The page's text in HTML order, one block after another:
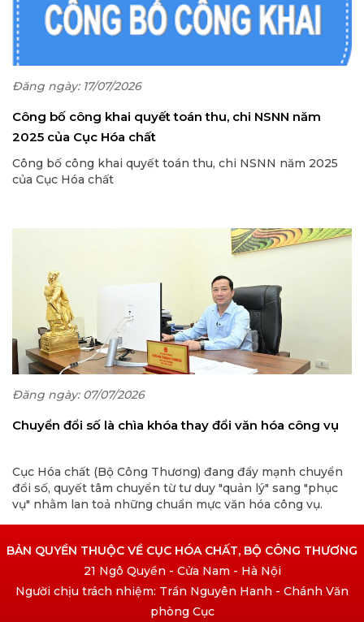
Đăng ngày: 17/07/2026
Công bố công khai quyết toán thu, chi NSNN năm
2025 của Cục Hóa chất
Công bố công khai quyết toán thu, chi NSNN năm 2025
của Cục Hóa chất
Đăng ngày: 07/07/2026
Chuyển đổi số là chìa khóa thay đổi văn hóa công vụ
Cục Hóa chất (Bộ Công Thương) đang đẩy mạnh chuyển
đổi số, quyết tâm chuyển từ tư duy "quản lý" sang "phục
vụ" nhằm lan toả những chuẩn mực văn hóa công vụ.
BẢN QUYỀN THUỘC VỀ CỤC HÓA CHẤT, BỘ CÔNG THƯƠNG
21 Ngô Quyền - Cửa Nam - Hà Nội
Người chịu trách nhiệm: Trần Nguyên Hanh - Chánh Văn
phòng Cục